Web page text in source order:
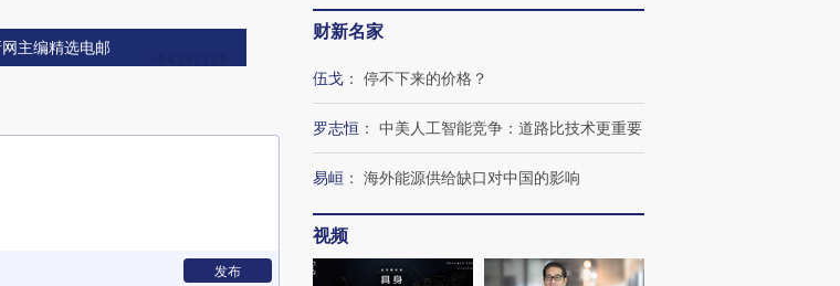
主编精选电邮
发布
财新名家
伍戈 ： 停不下来的价格？
罗志恒 ： 中美人工智能竞争：道路比技术更重要
易峘 ： 海外能源供给缺口对中国的影响
视频